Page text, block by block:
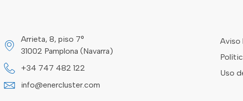
Arrieta, 8, piso 7°
31002 Pamplona (Navarra)
+34 747 482 122
info@enercluster.com
Aviso
Uso